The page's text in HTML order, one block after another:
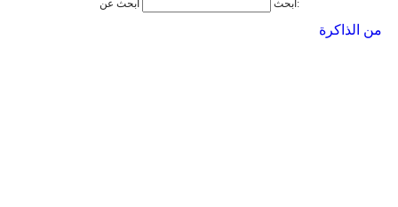
ابحث ابحث عن:
من الذاكرة